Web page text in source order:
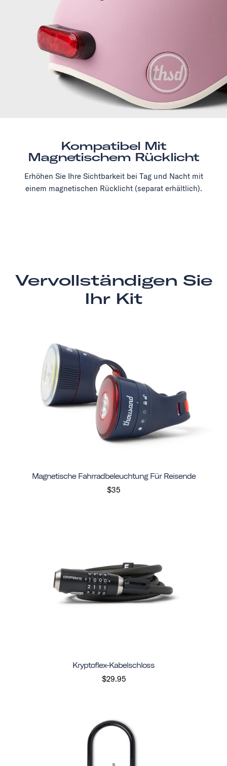
Kompatibel Mit
Magnetischem Rücklicht
Erhöhen Sie Ihre Sichtbarkeit bei Tag und Nacht mit
einem magnetischen Rücklicht (separat erhältlich).
Vervollständigen Sie
Ihr Kit
Magnetische Fahrradbeleuchtung Für Reisende
$35
Kryptoflex-Kabelschloss
$29.95